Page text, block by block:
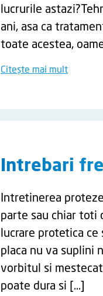
lucrurile
ani, asa ca
toate acestea,
Citește mai mult
Intrebari
Intretinerea
parte sau chiar toti
lucrare protetica
placa nu va suplini
vorbitul si
poate dura si […]